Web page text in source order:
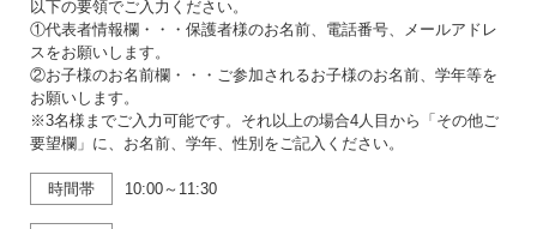
以下の要領でご入力ください。
①代表者情報欄・・・保護者様のお名前、電話番号、メールアドレ
スをお願いします。
②お子様のお名前欄・・・ご参加されるお子様のお名前、学年等を
お願いします。
※3名様までご入力可能です。それ以上の場合4人目から「その他ご
要望欄」に、お名前、学年、性別をご記入ください。
時間帯 10:00～11:30